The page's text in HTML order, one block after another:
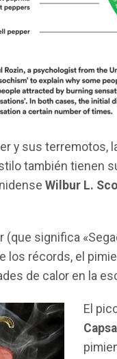
y sus terremotos,
también tienen
Wilbur L.
(que significa
los récords, el
de calor en la
El